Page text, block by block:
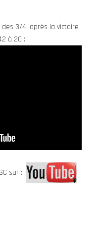
3/4, après la victoire
à 20 :
sur :